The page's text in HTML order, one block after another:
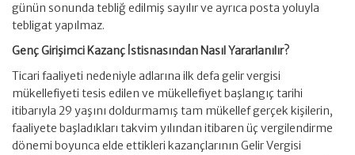
günün sonunda tebliğ edilmiş sayılır ve ayrıca posta yoluyla
tebligat yapılmaz.
Genç Girişimci Kazanç İstisnasından Nasıl Yararlanılır?
Ticari faaliyeti nedeniyle adlarına ilk defa gelir vergisi
mükellefiyeti tesis edilen ve mükellefiyet başlangıç tarihi
itibarıyla 29 yaşını doldurmamış tam mükellef gerçek kişilerin,
faaliyete başladıkları takvim yılından itibaren üç vergilendirme
dönemi boyunca elde ettikleri kazançlarının Gelir Vergisi